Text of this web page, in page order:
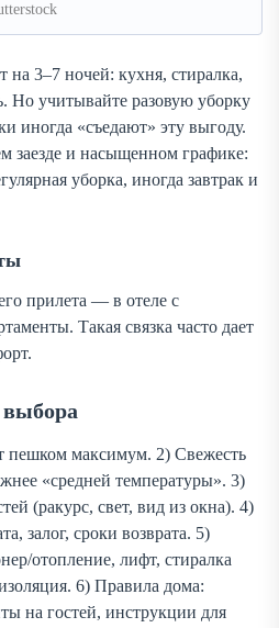
3–7 ночей: кухня, стиралка,
Но учитывайте разовую уборку
иногда «съедают» эту выгоду.
заезде и насыщенном графике:
уборка, иногда завтрак и
прилета — в отеле с
Такая связка часто дает
максимум. 2) Свежесть
«средней температуры». 3)
(ракурс, свет, вид из окна). 4)
залог, сроки возврата. 5)
отопление, лифт, стиралка
6) Правила дома:
на гостей, инструкции для